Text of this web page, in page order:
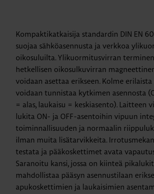
Kompaktikatkaisija standardin DIN EN
suojaa sähköasennusta ja verkkoa
oikosuluilta. Ylikuormitusvirran
hetkellisen oikosulkuvirran
voidaan asettaa erikseen. Kolme
voidaan tunnistaa kytkimen asennosta
= alas, laukaisu = keskiasento). Laitteen
lukita ON- ja OFF-asentoihin vipuun
toiminnallisuuden ja normaalin
ilman muita lisätarvikkeita.
testata ja pääkoskettimet avata
Saranoitu kansi, jossa on kiinteä
mahdollistaa pääsyn asennustilaan
apukoskettimien ja laukaisimien